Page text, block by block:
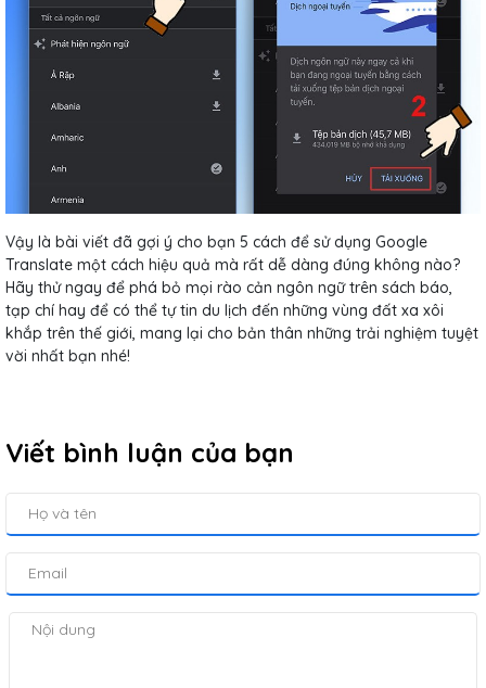
Vậy là bài viết đã gợi ý cho bạn 5 cách để sử dụng Google
Translate một cách hiệu quả mà rất dễ dàng đúng không nào?
Hãy thử ngay để phá bỏ mọi rào cản ngôn ngữ trên sách báo,
tạp chí hay để có thể tự tin du lịch đến những vùng đất xa xôi
khắp trên thế giới, mang lại cho bản thân những trải nghiệm tuyệt
vời nhất bạn nhé!
Viết bình luận của bạn